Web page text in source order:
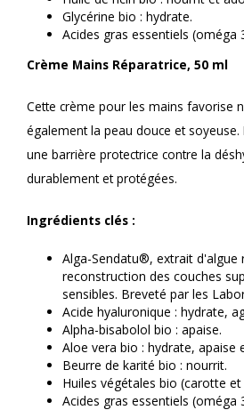
Glycérine bio : hydrate.
Acides gras essentiels
Crème Mains Réparatrice, 50 ml
Cette crème pour les mains favorise
également la peau douce et
une barrière protectrice contre la
durablement et protégées.
Ingrédients clés :
Alga-Sendatu®, extrait d'algue
reconstruction des couches
sensibles. Breveté par les
Acide hyaluronique : hydrate,
Alpha-bisabolol bio : apaise.
Aloe vera bio : hydrate, apaise
Beurre de karité bio : nourrit.
Huiles végétales bio (carotte
Acides gras essentiels (oméga